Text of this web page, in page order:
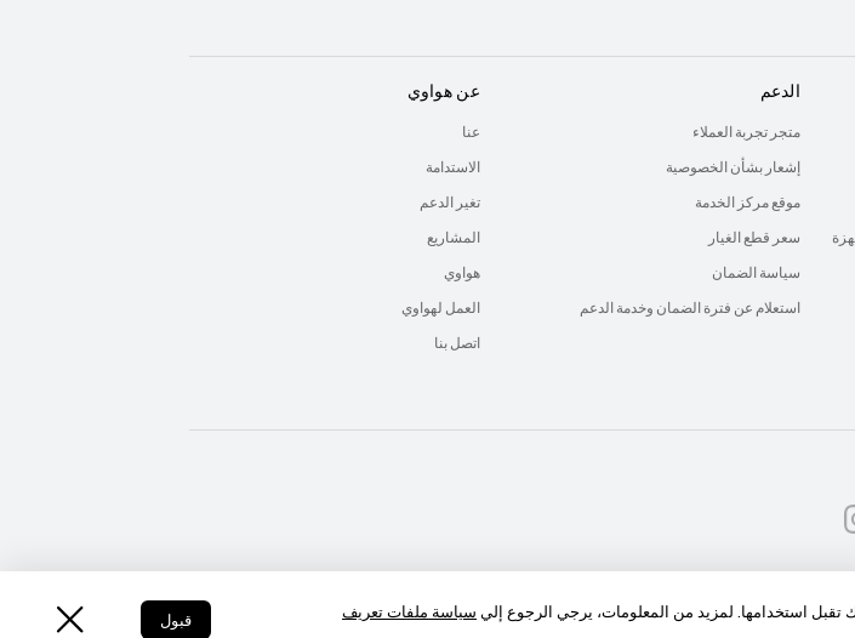
تقبل استخدامها. لمزيد من المعلومات، يرجي الرجوع إلي سياسة ملفات تعريف
قبول
الدعم
متجر تجربة العملاء
إشعار بشأن الخصوصية
موقع مركز الخدمة
سعر قطع الغيار
سياسة الضمان
استعلام عن فترة الضمان وخدمة الدعم
عن هواوي
عنا
الاستدامة
تغير الدعم
المشاريع
هواوي
العمل لهواوي
اتصل بنا
UAE - اللغة العربية UAE - English